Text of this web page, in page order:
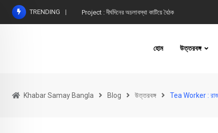
Skip
TRENDING Project : দীর্ঘদিনের অচলাবস্থা কাটিয়ে বৈঠক
হোম উত্তরবঙ্গ
Khabar Samay Bangla Blog উত্তরবঙ্গ Tea Worker : রাজ্য